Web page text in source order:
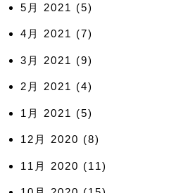
5月 2021 (5)
4月 2021 (7)
3月 2021 (9)
2月 2021 (4)
1月 2021 (5)
12月 2020 (8)
11月 2020 (11)